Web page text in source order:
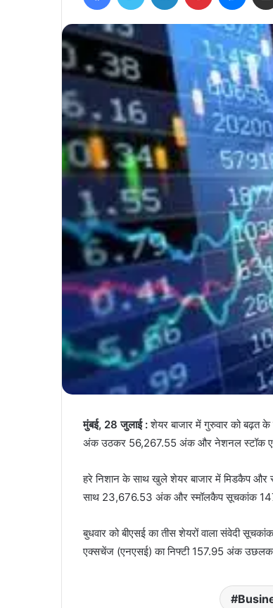
मुंबई, 28 जुलाई :शेयर बाजार में गुरुवार को बढ़त
अंक उठकर 56,267.55 अंक और नेशनल स्टॉक
हरे निशान के साथ खुले शेयर बाजार में मिडकैप
साथ 23,676.53 अंक और स्मॉलकैप सूचकांक
बुधवार को बीएसई का तीस शेयरों वाला संवेदी
एक्सचेंज (एनएसई) का निफ्टी 157.95 अंक